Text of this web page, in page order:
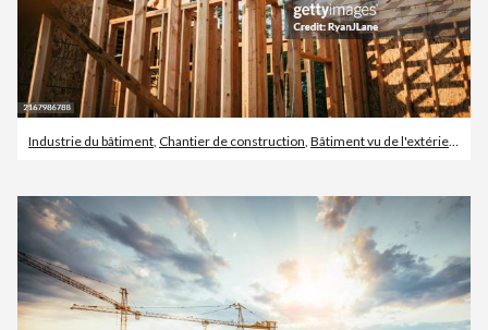
Industrie du bâtiment Chantier de construction Bâtiment vu de l'extérieur